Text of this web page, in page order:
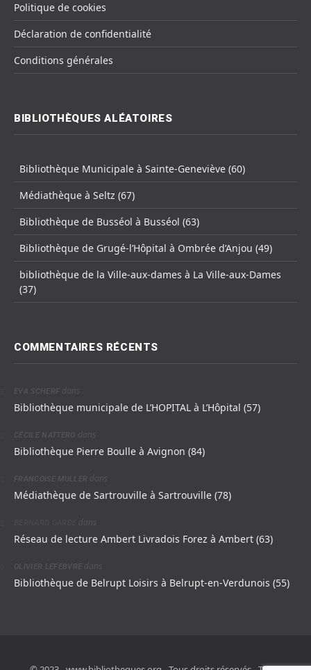
Politique de cookies
Déclaration de confidentialité
Conditions générales
BIBLIOTHÈQUES ALÉATOIRES
Bibliothèque Municipale à Sainte-Geneviève (60)
Médiathèque à Seltz (67)
Bibliothèque de Busséol à Busséol (63)
Bibliothèque de Grugé-l’Hôpital à Ombrée d’Anjou (49)
bibliothèque de la Ville-aux-dames à La Ville-aux-Dames
(37)
COMMENTAIRES RÉCENTS
EVA SCHERF dans
Bibliothèque municipale de L’HOPITAL à L’Hôpital (57)
CÉCILE NATTERO dans
Bibliothèque Pierre Boulle à Avignon (84)
FRANCOISE MULLER dans
Médiathèque de Sartrouville à Sartrouville (78)
dans
Réseau de lecture Ambert Livradois Forez à Ambert (63)
OLIVIER LEFEBVRE dans
Bibliothèque de Belrupt Loisirs à Belrupt-en-Verdunois (55)